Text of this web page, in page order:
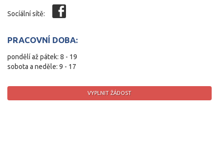
Socíální sítě:
PRACOVNÍ DOBA:
pondělí až pátek: 8 - 19
sobota a neděle: 9 - 17
VYPLNIT ŽÁDOST